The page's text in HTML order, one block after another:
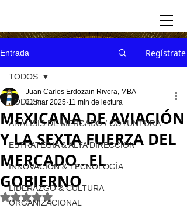
Entrada Regístrate
TODOS
ANÁLISIS DE MERCADO / COYUNTURA
ESTRATEGIA & ALTA DIRECCION
INNOVACION & TECNOLOGÍA
LIDERAZGO & CULTURA
ORGANIZACIONAL
TODOS
MEXICANA DE AVIACIÓN
Y LA SEXTA FUERZA DEL
MERCADO...EL
GOBIERNO
Juan Carlos Erdozain Rivera, MBA
31 mar 2025 11 min de lectura
Obtuvo NaN de 5 estrellas.